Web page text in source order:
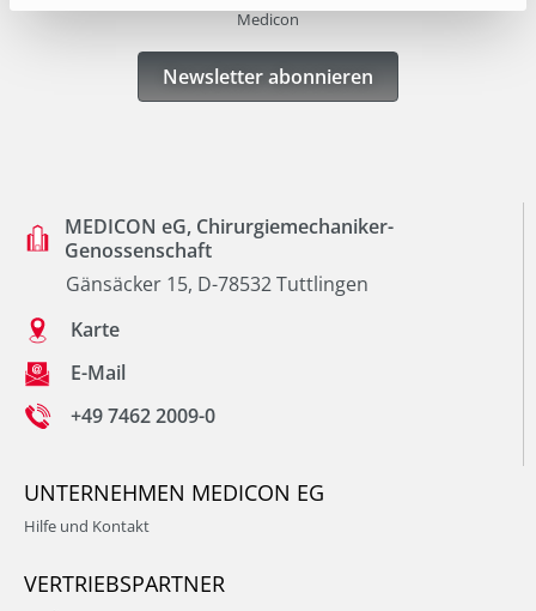
Medicon
Newsletter abonnieren
MEDICON eG, Chirurgiemechaniker-
Genossenschaft
Gänsäcker 15, D-78532 Tuttlingen
Karte
E-Mail
+49 7462 2009-0
UNTERNEHMEN MEDICON EG
Hilfe und Kontakt
VERTRIEBSPARTNER